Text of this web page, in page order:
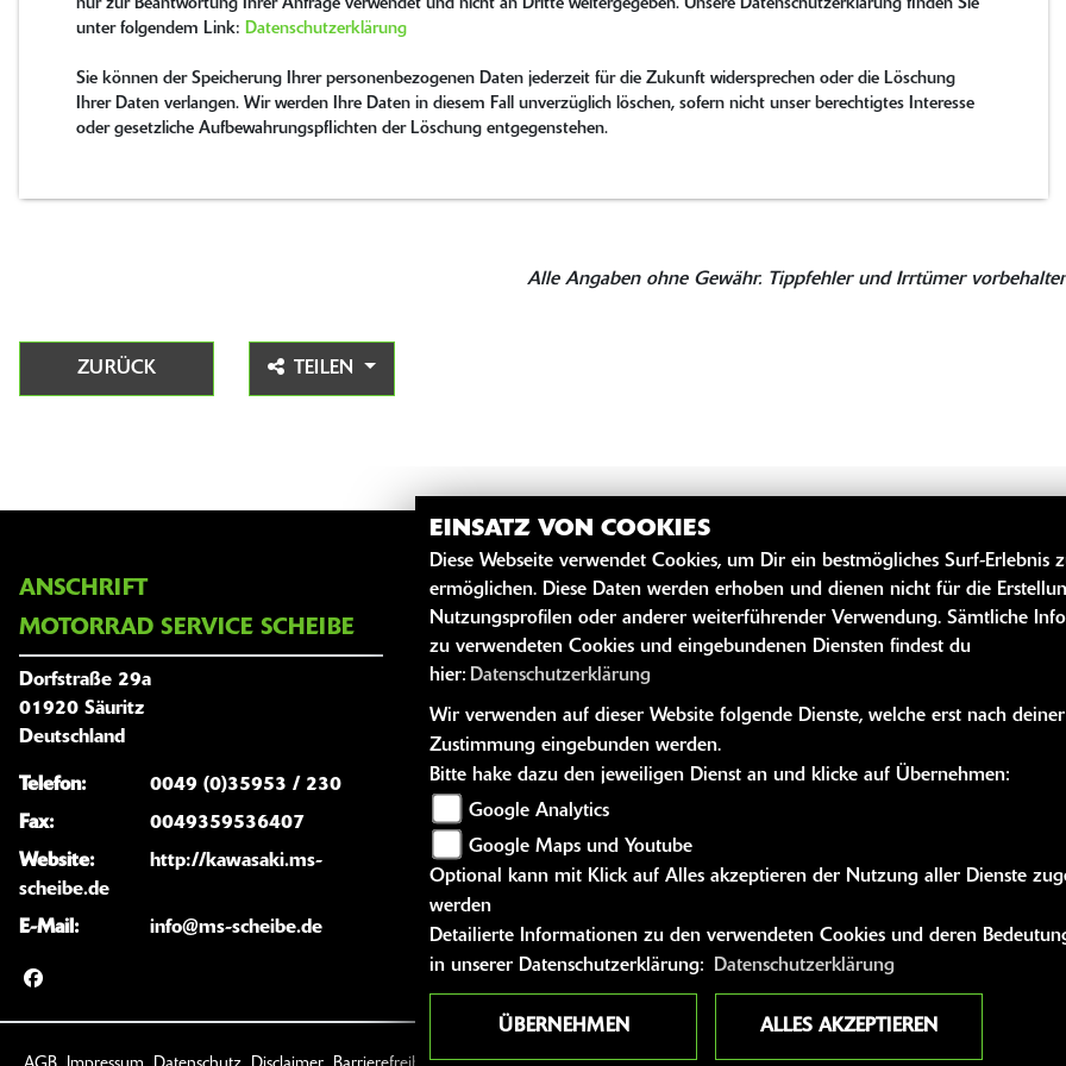
nur zur Beantwortung Ihrer Anfrage verwendet und nicht an Dritte weitergegeben. Unsere Datenschutzerklärung finden Sie
unter folgendem Link: Datenschutzerklärung
Sie können der Speicherung Ihrer personenbezogenen Daten jederzeit für die Zukunft widersprechen oder die Löschung
Ihrer Daten verlangen. Wir werden Ihre Daten in diesem Fall unverzüglich löschen, sofern nicht unser berechtigtes Interesse
oder gesetzliche Aufbewahrungspflichten der Löschung entgegenstehen.
Alle Angaben ohne Gewähr. Tippfehler und Irrtümer
ZURÜCK TEILEN
ANSCHRIFT
MOTORRAD SERVICE SCHEIBE
Dorfstraße 29a
01920 Säuritz
Deutschland
Telefon:
0049 (0)35953 / 230
Fax:
0049359536407
Website:
http://kawasaki.ms-
scheibe.de
E-Mail:
info@ms-scheibe.de
ÖFFNUNGSZEITEN
Montag:
09:00 - 12:30 und 13:30 - 18:00
Dienstag:
09:00 - 12:30 und 13:30 - 18:00
Mittwoch:
09:00 - 12:30 und 13:30 - 18:00
Donnerstag:
09:00 - 12:30 und 13:30 - 18:00
Freitag:
09:00 - 12:30 und 13:30 - 18:00
Samstag:
09:00 - 12:00
Sonntag:
geschlossen
WEITERE
EINSATZ VON COOKIES
Diese Webseite verwendet Cookies, um Dir ein bestmögliches Surf-Erlebnis
ermöglichen. Diese Daten werden erhoben und dienen nicht für die
Nutzungsprofilen oder anderer weiterführender Verwendung. Sämtliche
zu verwendeten Cookies und eingebundenen Diensten findest du
hier: Datenschutzerklärung
Wir verwenden auf dieser Website folgende Dienste, welche erst nach
Zustimmung eingebunden werden.
Bitte hake dazu den jeweiligen Dienst an und klicke auf Übernehmen:
Google Analytics
Google Maps und Youtube
Optional kann mit Klick auf Alles akzeptieren der Nutzung aller Dienste
werden
Detailierte Informationen zu den verwendeten Cookies und deren
in unserer Datenschutzerklärung:
Datenschutzerklärung
ÜBERNEHMEN ALLES AKZEPTIEREN